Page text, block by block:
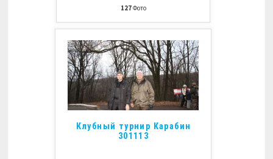
127Фото
Клубный турнир Карабин
301113